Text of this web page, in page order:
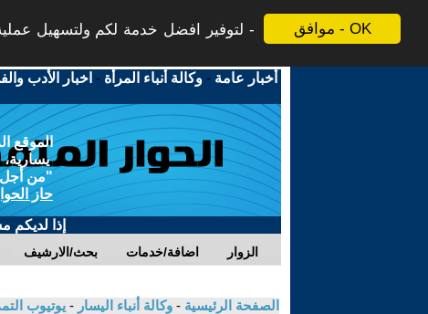
موافق - OK
لتوفير افضل خدمة لكم ولتسهيل
أخبار عامة -وكالة أنباء المرأة - اخبار الأدب
الموقع
يسارية،
"من أجل
حاز
إذا لديكم
بحث/الارشيف اضافة/خدمات الزوار
الصفحة الرئيسية - وكالة أنباء اليسار - يوتيوب